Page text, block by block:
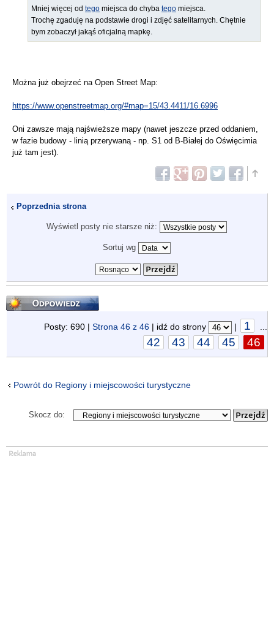
Mniej więcej od tego miejsca do chyba tego miejsca.
Trochę zgaduję na podstawie drogi i zdjęć satelitarnych. Chętnie
bym zobaczył jakąś oficjalną mapkę.
Można już obejrzeć na Open Street Map:
https://www.openstreetmap.org/#map=15/43.4411/16.6996
Oni zawsze mają najświeższe mapy (nawet jeszcze przed oddaniem,
w fazie budowy - linią przerywaną - np. S1 od B-Białej do Oświęcimia
już tam jest).
Poprzednia strona
Wyświetl posty nie starsze niż:
Sortuj wg
Odpowiedz
Posty: 690 | Strona 46 z 46 | idź do strony | 1
42 43 44 45 46
Powrót do Regiony i miejscowości turystyczne
Skocz do: